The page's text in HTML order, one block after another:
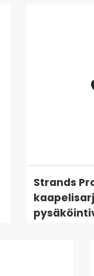
Strands